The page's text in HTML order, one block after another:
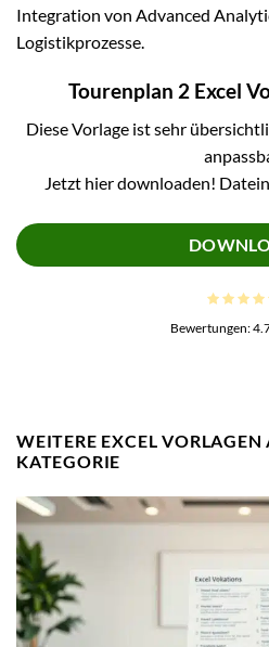
Integration von Advanced
Logistikprozesse.
Tourenplan 2 Excel
Diese Vorlage ist sehr
Jetzt hier downloaden!
Bewertungen:
WEITERE EXCEL VORLAGEN
KATEGORIE